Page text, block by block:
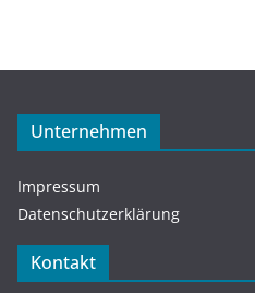
Unternehmen
Impressum
Datenschutzerklärung
Kontakt